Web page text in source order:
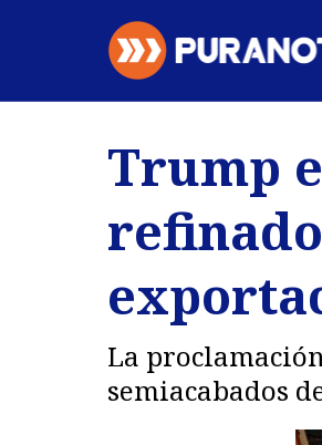
Regiones
Deportes
Trump
La
semiacabados